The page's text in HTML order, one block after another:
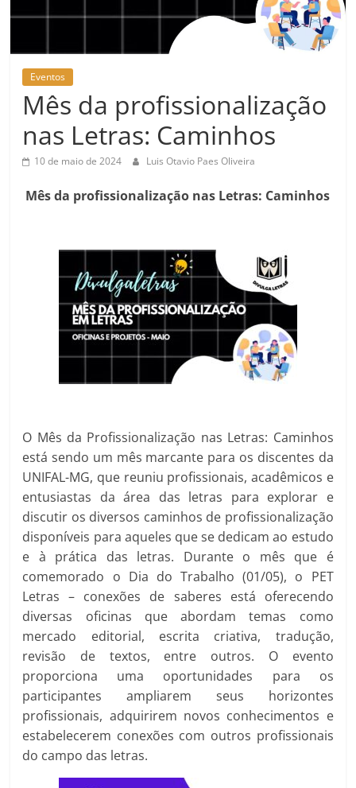
Eventos
Mês da profissionalização
nas Letras: Caminhos
10 de maio de 2024 Luis Otavio Paes Oliveira
Mês da profissionalização nas Letras: Caminhos
O Mês da Profissionalização nas Letras: Caminhos
está sendo um mês marcante para os discentes da
UNIFAL-MG, que reuniu profissionais, acadêmicos e
entusiastas da área das letras para explorar e
discutir os diversos caminhos de profissionalização
disponíveis para aqueles que se dedicam ao estudo
e à prática das letras. Durante o mês que é
comemorado o Dia do Trabalho (01/05), o PET
Letras – conexões de saberes está oferecendo
diversas oficinas que abordam temas como
mercado editorial, escrita criativa, tradução,
revisão de textos, entre outros. O evento
proporciona uma oportunidades para os
participantes ampliarem seus horizontes
profissionais, adquirirem novos conhecimentos e
estabelecerem conexões com outros profissionais
do campo das letras.